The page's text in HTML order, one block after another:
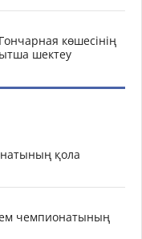
көшесінің
шектеу
қола
чемпионатының